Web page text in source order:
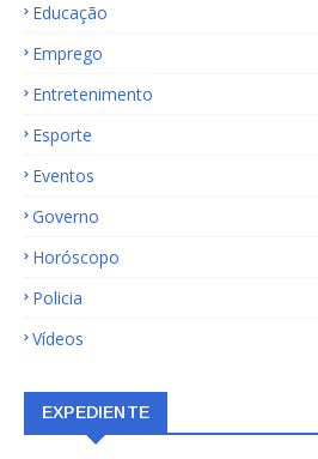
Educação
Emprego
Entretenimento
Esporte
Eventos
Governo
Horóscopo
Policia
Vídeos
EXPEDIENTE